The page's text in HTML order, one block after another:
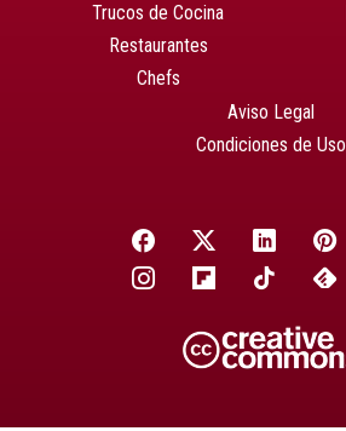
Trucos de Cocina
Restaurantes
Chefs
Aviso Legal
Condiciones de Uso